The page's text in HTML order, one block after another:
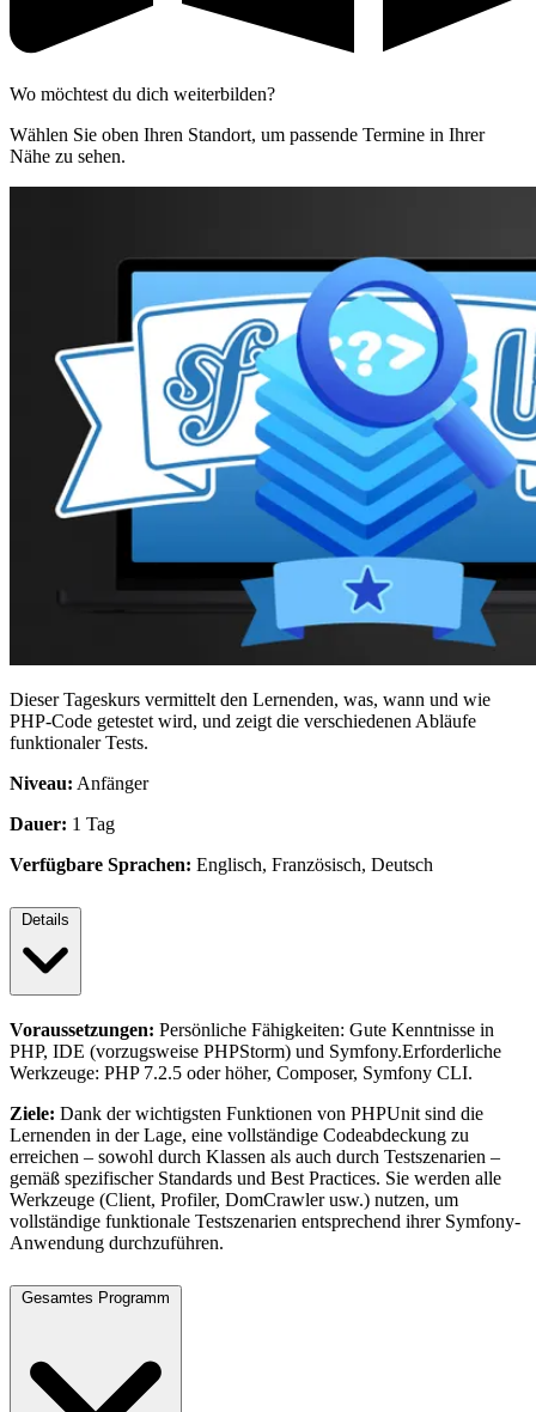
Wo möchtest du dich weiterbilden?
Wählen Sie oben Ihren Standort, um passende Termine in Ihrer
Nähe zu sehen.
Dieser Tageskurs vermittelt den Lernenden, was, wann und wie
PHP-Code getestet wird, und zeigt die verschiedenen Abläufe
funktionaler Tests.
Niveau: Anfänger
Dauer: 1 Tag
Verfügbare Sprachen: Englisch, Französisch, Deutsch
Details
Voraussetzungen: Persönliche Fähigkeiten: Gute Kenntnisse in
PHP, IDE (vorzugsweise PHPStorm) und Symfony.Erforderliche
Werkzeuge: PHP 7.2.5 oder höher, Composer, Symfony CLI.
Ziele: Dank der wichtigsten Funktionen von PHPUnit sind die
Lernenden in der Lage, eine vollständige Codeabdeckung zu
erreichen – sowohl durch Klassen als auch durch Testszenarien –
gemäß spezifischer Standards und Best Practices. Sie werden alle
Werkzeuge (Client, Profiler, DomCrawler usw.) nutzen, um
vollständige funktionale Testszenarien entsprechend ihrer Symfony-
Anwendung durchzuführen.
Gesamtes Programm